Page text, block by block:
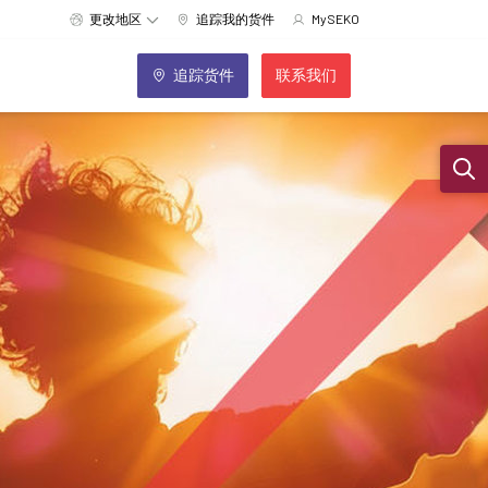
更改地区 追踪我的货件 MySEKO
追踪货件 联系我们